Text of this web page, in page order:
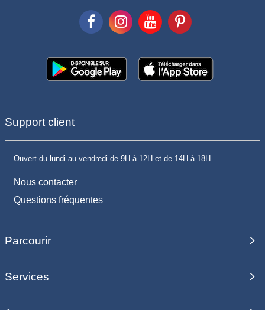
Support client
Ouvert du lundi au vendredi de 9H à 12H et de 14H à 18H
Nous contacter
Questions fréquentes
Parcourir
Services